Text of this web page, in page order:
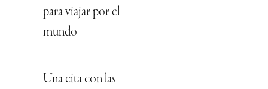
para viajar por el
mundo
Una cita con las